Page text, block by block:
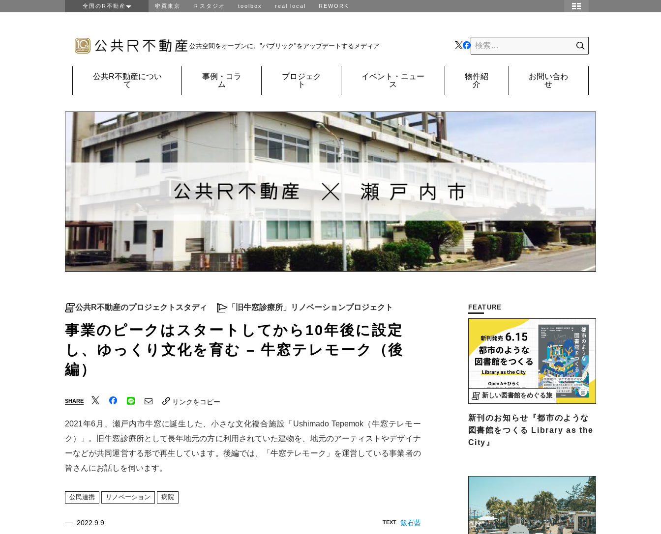
全国のR不動産
房総R不動産
鎌倉Ｒ不動産
京都Ｒ不動産
福岡Ｒ不動産
鹿児島Ｒ不動産
団地Ｒ不動産
公共Ｒ不動産
密買東京 Ｒスタジオ toolbox real local REWORK
不動産以外でも、いろいろやってます。
公共空間をオープンに。 "パブリック"をアップデートするメディア
公共R不動産につい
て
事例・コラ
ム
プロジェク
ト
イベント・ニュー
ス
物件紹
介
お問い合わ
せ
公共R不動産のプロジェクトスタディ 「旧牛窓診療所」リノベーションプロジェクト
事業のピークはスタートしてから10年後に設定
し、ゆっくり文化を育む – 牛窓テレモーク（後
編）
SHARE リンクをコピー
2021年6月、瀬戸内市牛窓に誕生した、小さな文化複合施設「Ushimado Tepemok（牛窓テレモー
ク）」。旧牛窓診療所として長年地元の方に利用されていた建物を、地元のアーティストやデザイナ
ーなどが共同運営する形で再生しています。後編では、「牛窓テレモーク」を運営している事業者の
皆さんにお話しを伺います。
公民連携 リノベーション 病院
2022.9.9 TEXT 飯石藍
FEATURE
新しい図書館をめぐる旅
新刊のお知らせ『都市のような
図書館をつくる Library as the
City』